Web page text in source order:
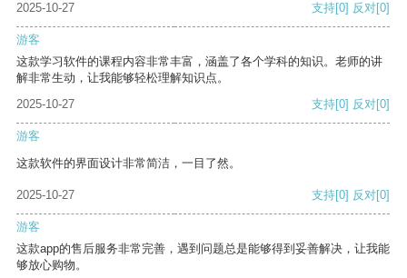
2025-10-27
支持[0] 反对[0]
游客
这款学习软件的课程内容非常丰富，涵盖了各个学科的知识。老师的讲
解非常生动，让我能够轻松理解知识点。
2025-10-27
支持[0] 反对[0]
游客
这款软件的界面设计非常简洁，一目了然。
2025-10-27 支持[0] 反对[0]
游客
这款app的售后服务非常完善，遇到问题总是能够得到妥善解决，让我能
够放心购物。